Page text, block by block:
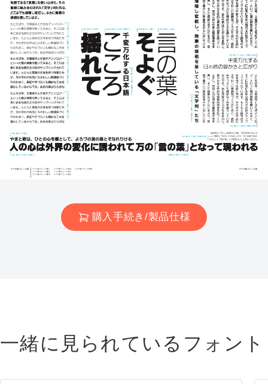
購入手続き/製品仕様
一緒に見られているフォント